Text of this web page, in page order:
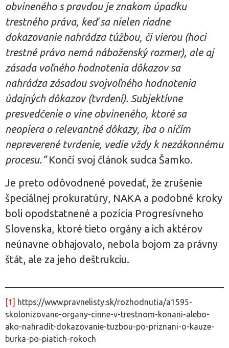
obvineného s pravdou je znakom úpadku
trestného práva, keď sa nielen riadne
dokazovanie nahrádza túžbou, či vierou (hoci
trestné právo nemá náboženský rozmer), ale aj
zásada voľného hodnotenia dôkazov sa
nahrádza zásadou svojvoľného hodnotenia
údajných dôkazov (tvrdení). Subjektívne
presvedčenie o vine obvineného, ktoré sa
neopiera o relevantné dôkazy, iba o ničím
nepreverené tvrdenie, vedie vždy k nezákonnému
procesu.“Končí svoj článok sudca Šamko.
Je preto odôvodnené povedať, že zrušenie
špeciálnej prokuratúry, NAKA a podobné kroky
boli opodstatnené a pozícia Progresívneho
Slovenska, ktoré tieto orgány a ich aktérov
neúnavne obhajovalo, nebola bojom za právny
štát, ale za jeho deštrukciu.
[1] https://www.pravnelisty.sk/rozhodnutia/a1595-
skolonizovane-organy-cinne-v-trestnom-konani-alebo-
ako-nahradit-dokazovanie-tuzbou-po-priznani-o-kauze-
burka-po-piatich-rokoch